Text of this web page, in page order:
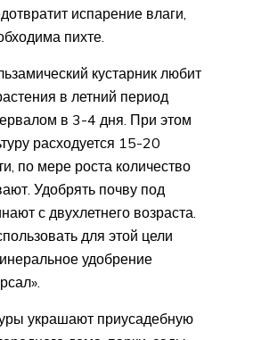
испарение влаги,
пихте.
кустарник любит
в летний период
в 3-4 дня. При этом
расходуется 15-20
по мере роста количество
Удобрять почву под
с двухлетнего возраста.
для этой цели
удобрение
украшают приусадебную